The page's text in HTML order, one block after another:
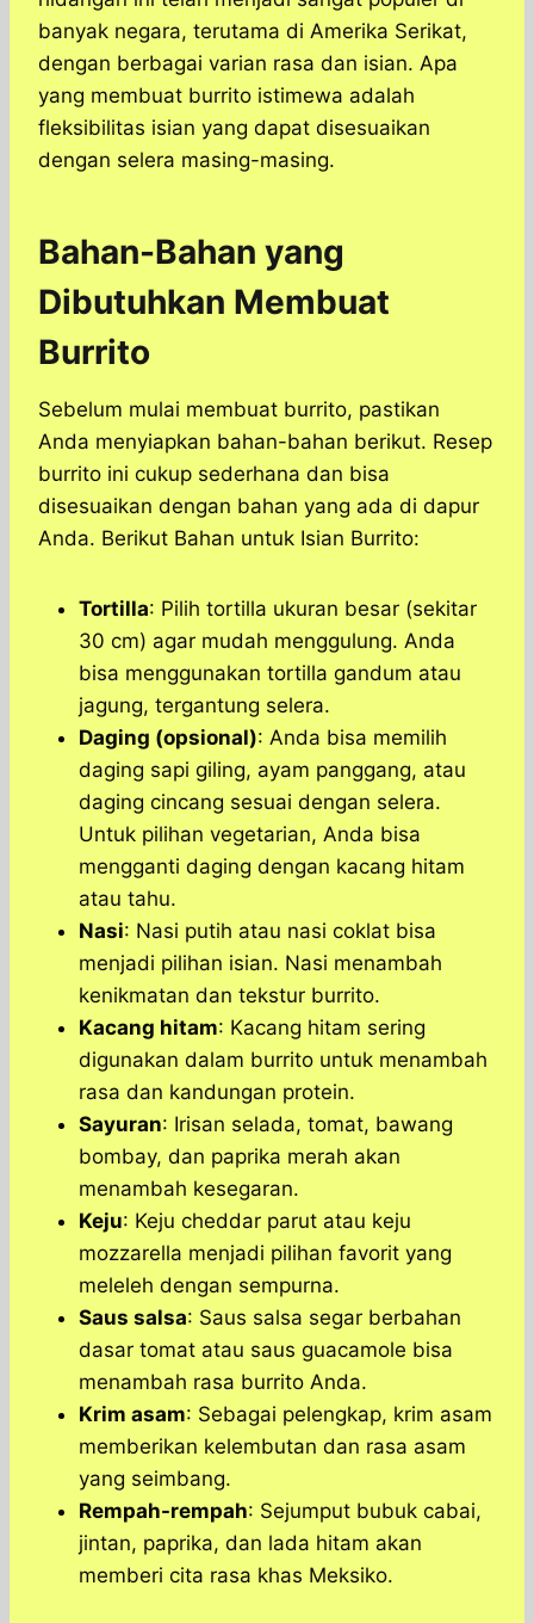
banyak negara, terutama di Amerika Serikat,
dengan berbagai varian rasa dan isian. Apa
yang membuat burrito istimewa adalah
fleksibilitas isian yang dapat disesuaikan
dengan selera masing-masing.
Bahan-Bahan yang
Dibutuhkan Membuat
Burrito
Sebelum mulai membuat burrito, pastikan
Anda menyiapkan bahan-bahan berikut. Resep
burrito ini cukup sederhana dan bisa
disesuaikan dengan bahan yang ada di dapur
Anda. Berikut Bahan untuk Isian Burrito:
Tortilla: Pilih tortilla ukuran besar (sekitar
30 cm) agar mudah menggulung. Anda
bisa menggunakan tortilla gandum atau
jagung, tergantung selera.
Daging (opsional): Anda bisa memilih
daging sapi giling, ayam panggang, atau
daging cincang sesuai dengan selera.
Untuk pilihan vegetarian, Anda bisa
mengganti daging dengan kacang hitam
atau tahu.
Nasi: Nasi putih atau nasi coklat bisa
menjadi pilihan isian. Nasi menambah
kenikmatan dan tekstur burrito.
Kacang hitam: Kacang hitam sering
digunakan dalam burrito untuk menambah
rasa dan kandungan protein.
Sayuran: Irisan selada, tomat, bawang
bombay, dan paprika merah akan
menambah kesegaran.
Keju: Keju cheddar parut atau keju
mozzarella menjadi pilihan favorit yang
meleleh dengan sempurna.
Saus salsa: Saus salsa segar berbahan
dasar tomat atau saus guacamole bisa
menambah rasa burrito Anda.
Krim asam: Sebagai pelengkap, krim asam
memberikan kelembutan dan rasa asam
yang seimbang.
Rempah-rempah: Sejumput bubuk cabai,
jintan, paprika, dan lada hitam akan
memberi cita rasa khas Meksiko.